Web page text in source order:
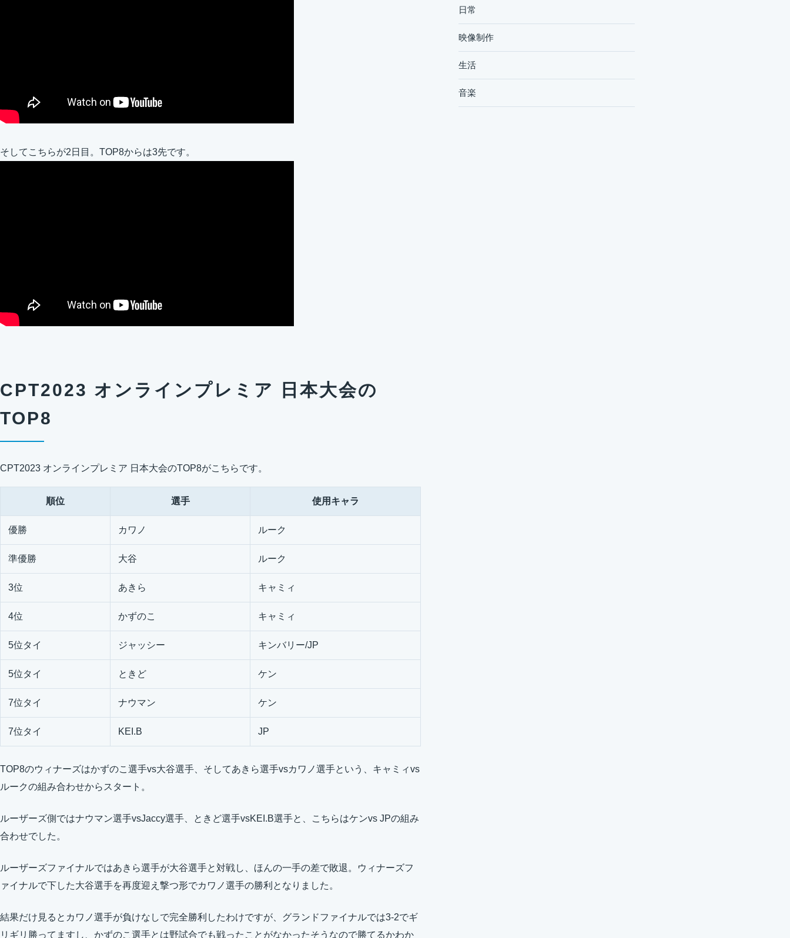
そしてこちらが2日目。TOP8からは3先です。
CPT2023 オンラインプレミア 日本大会の
TOP8
CPT2023 オンラインプレミア 日本大会のTOP8がこちらです。
順位 選手 使用キャラ
優勝 カワノ ルーク
準優勝 大谷 ルーク
3位 あきら キャミィ
4位 かずのこ キャミィ
5位タイ ジャッシー キンバリー/JP
5位タイ ときど ケン
7位タイ ナウマン ケン
7位タイ KEI.B JP
TOP8のウィナーズはかずのこ選手vs大谷選手、そしてあきら選手vsカワノ選手という、キャミィvs
ルークの組み合わせからスタート。
ルーザーズ側ではナウマン選手vsJaccy選手、ときど選手vsKEI.B選手と、こちらはケンvs JPの組み
合わせでした。
ルーザーズファイナルではあきら選手が大谷選手と対戦し、ほんの一手の差で敗退。ウィナーズフ
ァイナルで下した大谷選手を再度迎え撃つ形でカワノ選手の勝利となりました。
結果だけ見るとカワノ選手が負けなしで完全勝利したわけですが、グランドファイナルでは3-2でギ
リギリ勝ってますし、かずのこ選手とは野試合でも戦ったことがなかったそうなので勝てるかわか
日常
映像制作
生活
音楽